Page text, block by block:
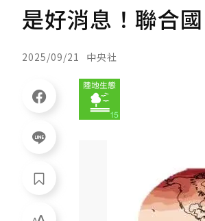
是好消息！聯合
2025/09/21 中央社